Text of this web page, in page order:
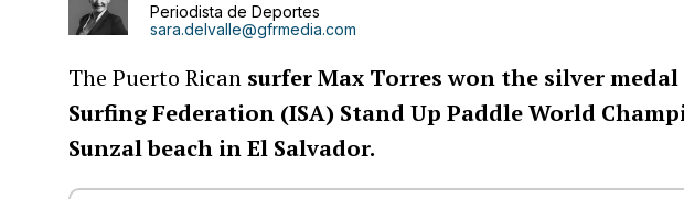
Periodista de Deportes
sara.delvalle@gfrmedia.com
The Puerto Rican surfer Max Torres won the silver
Surfing Federation (ISA) Stand Up Paddle World
Sunzal beach in El Salvador.